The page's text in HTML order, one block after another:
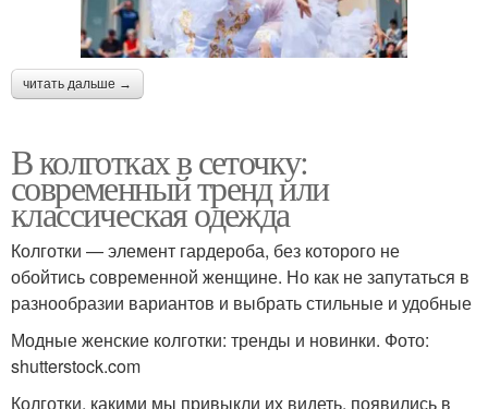
читать дальше →
В колготках в сеточку:
современный тренд или
классическая одежда
Колготки — элемент гардероба, без которого не
обойтись современной женщине. Но как не запутаться в
разнообразии вариантов и выбрать стильные и удобные
Модные женские колготки: тренды и новинки. Фото:
shutterstock.com
Колготки, какими мы привыкли их видеть, появились в